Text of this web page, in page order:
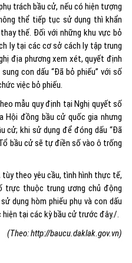
trách bầu cử, nếu có hiện tượng
thể tiếp tục sử dụng thì khẩn
thế. Đối với những khu vực bỏ
ly tại các cơ sở cách ly tập trung
địa phương xem xét, quyết định
con dấu “Đã bỏ phiếu” với số
việc bỏ phiếu.
mẫu quy định tại Nghị quyết số
Hội đồng bầu cử quốc gia nhưng
cử; khi sử dụng để đóng dấu “Đã
bầu cử sẽ tự điền số vào ô trống
theo yêu cầu, tình hình thực tế,
trực thuộc trung ương chủ động
dụng hòm phiếu phụ và con dấu
tại các kỳ bầu cử trước đây./.
(Theo: http://baucu.daklak.gov.vn)